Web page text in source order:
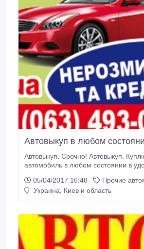
Автовыкуп в любом
Автовыкуп. Срочно! Автовыкуп. Куплю, выкуплю
автомобиль в любом состоянии в
90, Автовыкуп нерастаможенных и битых авто.
Переоформление кредитных авто. avto-
05/04/2017 16:48
Прочие
Украина, Киев и область